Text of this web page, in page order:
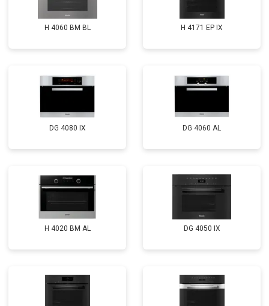
H 4060 BM BL H 4171 EP IX
DG 4080 IX DG 4060 AL
H 4020 BM AL DG 4050 IX